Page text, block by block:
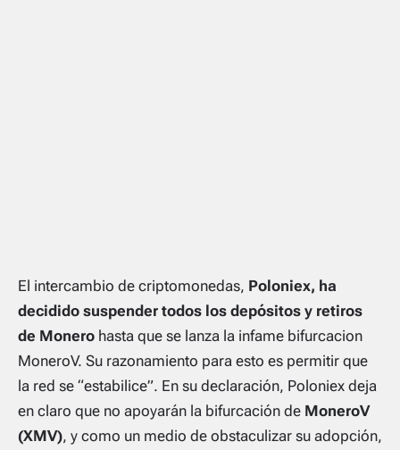
El intercambio de criptomonedas, Poloniex, ha
decidido suspender todos los depósitos y retiros
de Monero hasta que se lanza la infame bifurcacion
MoneroV. Su razonamiento para esto es permitir que
la red se “estabilice”. En su declaración, Poloniex deja
en claro que no apoyarán la bifurcación de MoneroV
(XMV), y como un medio de obstaculizar su adopción,